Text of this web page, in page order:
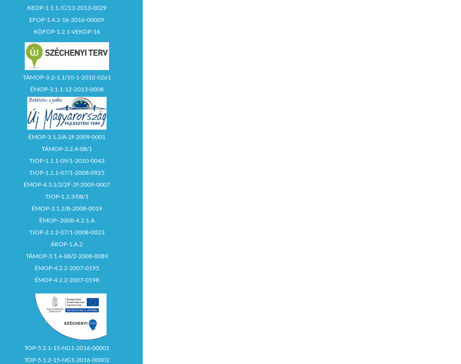
KEOP-1.1.1./C/13-2013-0029
EFOP-1.4.2-16-2016-00009
KÖFOP-1.2.1-VEKOP-16
TÁMOP-3-2-1.1/10-1-2010-0261
ÉMOP-3.1.1-12-2013-0008
ÉMOP-3.1.2/A-2f-2009-0001
TÁMOP-3.2.4-08/1
TIOP-1.1.1-09/1-2010-0043
TIOP-1.1.1-07/1-2008-0925
ÉMOP-4.3.1/2/2F-2f-2009-0007
TIOP-1.2.3/08/1
ÉMOP-3.1.2/B-2008-0019
ÉMOP–2008-4.2.1.A
TIOP-2.1.2-07/1-2008-0023
ÁROP-1.A.2
TÁMOP-3.1.4-08/2-2008-0089
ÉMOP-4.2.2-2007-0195
ÉMOP-4.2.2-2007-0198
TOP-5.2.1-15-NG1-2016-00001
TOP-5.1.2-15-NG1-2016-00002